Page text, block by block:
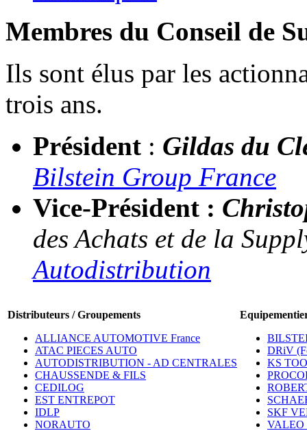
Membres du Conseil de
Ils sont élus par les
trois ans.
Président : Gildas du
Bilstein Group France
Vice-Président :
des Achats et de la
Autodistribution
Distributeurs / Groupements
ALLIANCE AUTOMOTIVE France
ATAC PIECES AUTO
AUTODISTRIBUTION - AD CENTRALES
CHAUSSENDE & FILS
CEDILOG
EST ENTREPOT
IDLP
NORAUTO
DRiV
KS
SKF
VALEO